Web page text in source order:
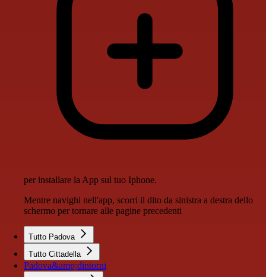
per installare la App sul tuo Iphone.
Mentre navighi nell'app, scorri il dito da sinistra a destra dello
schermo per tornare alle pagine precedenti
Tutto Padova
Tutto Cittadella
Padova&amp;dintorni